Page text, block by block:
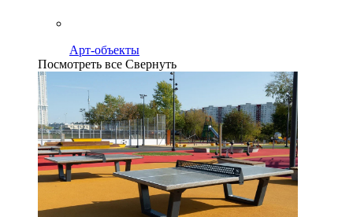
Арт-объекты
Посмотреть все Свернуть